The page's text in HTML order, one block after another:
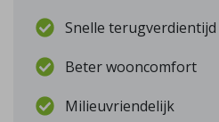
Snelle terugverdientijd
Beter wooncomfort
Milieuvriendelijk